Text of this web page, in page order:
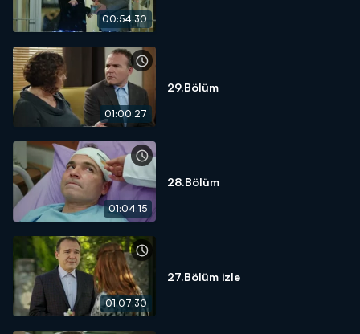
00:54:30
01:00:27
29.Bölüm
01:04:15
28.Bölüm
01:07:30
27.Bölüm izle